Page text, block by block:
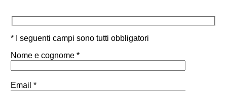
* I seguenti campi sono tutti obbligatori
Nome e cognome *
Email *